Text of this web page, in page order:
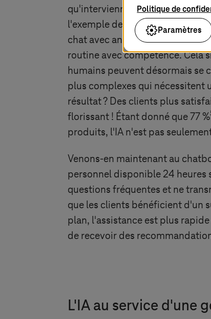
qu'interviennent les assistants
l'exemple de Nike 4 : la marque a
chat avec analyse de l'humeur,
routine avec compétence. Cela
humains peuvent désormais se
plus complexes qui nécessitent
résultat ? Des clients plus
florissant ! Étant donné que 77 %
produits, l'IA n'est pas
Venons-en maintenant au
personnel disponible 24 heures
questions fréquentes et ne
que les clients bénéficient d'un
plan, l'assistance est plus
de recevoir des
L'IA au service d'une
Politique de
Paramètres